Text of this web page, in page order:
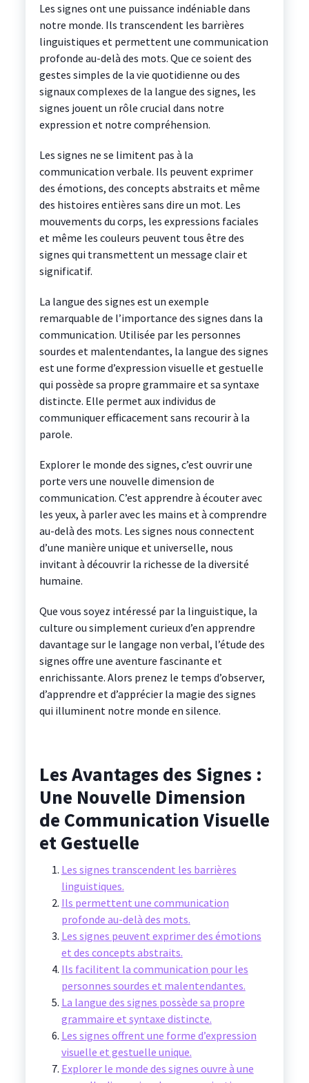
Les signes ont une puissance indéniable dans
notre monde. Ils transcendent les barrières
linguistiques et permettent une communication
profonde au-delà des mots. Que ce soient des
gestes simples de la vie quotidienne ou des
signaux complexes de la langue des signes, les
signes jouent un rôle crucial dans notre
expression et notre compréhension.
Les signes ne se limitent pas à la
communication verbale. Ils peuvent exprimer
des émotions, des concepts abstraits et même
des histoires entières sans dire un mot. Les
mouvements du corps, les expressions faciales
et même les couleurs peuvent tous être des
signes qui transmettent un message clair et
significatif.
La langue des signes est un exemple
remarquable de l’importance des signes dans la
communication. Utilisée par les personnes
sourdes et malentendantes, la langue des signes
est une forme d’expression visuelle et gestuelle
qui possède sa propre grammaire et sa syntaxe
distincte. Elle permet aux individus de
communiquer efficacement sans recourir à la
parole.
Explorer le monde des signes, c’est ouvrir une
porte vers une nouvelle dimension de
communication. C’est apprendre à écouter avec
les yeux, à parler avec les mains et à comprendre
au-delà des mots. Les signes nous connectent
d’une manière unique et universelle, nous
invitant à découvrir la richesse de la diversité
humaine.
Que vous soyez intéressé par la linguistique, la
culture ou simplement curieux d’en apprendre
davantage sur le langage non verbal, l’étude des
signes offre une aventure fascinante et
enrichissante. Alors prenez le temps d’observer,
d’apprendre et d’apprécier la magie des signes
qui illuminent notre monde en silence.
Les Avantages des Signes :
Une Nouvelle Dimension
de Communication Visuelle
et Gestuelle
Les signes transcendent les barrières
linguistiques.
Ils permettent une communication
profonde au-delà des mots.
Les signes peuvent exprimer des émotions
et des concepts abstraits.
Ils facilitent la communication pour les
personnes sourdes et malentendantes.
La langue des signes possède sa propre
grammaire et syntaxe distincte.
Les signes offrent une forme d’expression
visuelle et gestuelle unique.
Explorer le monde des signes ouvre à une